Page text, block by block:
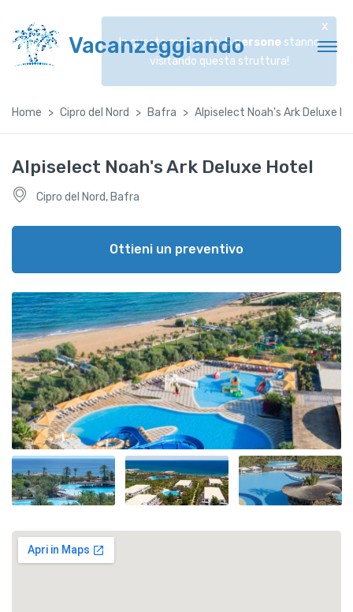
Vacanzeggiando
x
In questo momento,5persone stanno
visitando questa struttura!
Home Cipro del Nord Bafra Alpiselect Noah's Ark Deluxe
Alpiselect Noah's Ark Deluxe Hotel
Cipro del Nord, Bafra
Ottieni un preventivo